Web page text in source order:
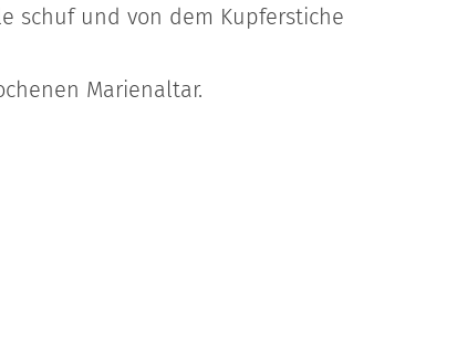
schuf und von dem Kupferstiche
Marienaltar.